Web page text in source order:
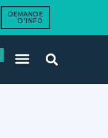
DEMANDE
D'INFO